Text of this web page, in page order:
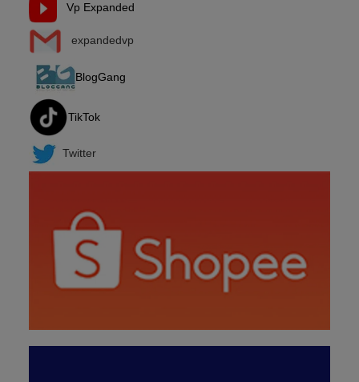
Vp Expanded
expandedvp
BlogGang
TikTok
Twitter